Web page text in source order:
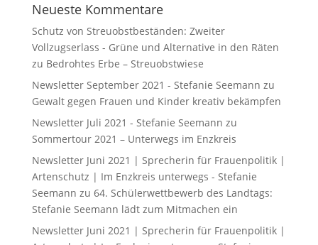
Neueste Kommentare
Schutz von Streuobstbeständen: Zweiter
Vollzugserlass - Grüne und Alternative in den Räten
zu Bedrohtes Erbe – Streuobstwiese
Newsletter September 2021 - Stefanie Seemann zu
Gewalt gegen Frauen und Kinder kreativ bekämpfen
Newsletter Juli 2021 - Stefanie Seemann zu
Sommertour 2021 – Unterwegs im Enzkreis
Newsletter Juni 2021 | Sprecherin für Frauenpolitik |
Artenschutz | Im Enzkreis unterwegs - Stefanie
Seemann zu 64. Schülerwettbewerb des Landtags:
Stefanie Seemann lädt zum Mitmachen ein
Newsletter Juni 2021 | Sprecherin für Frauenpolitik |